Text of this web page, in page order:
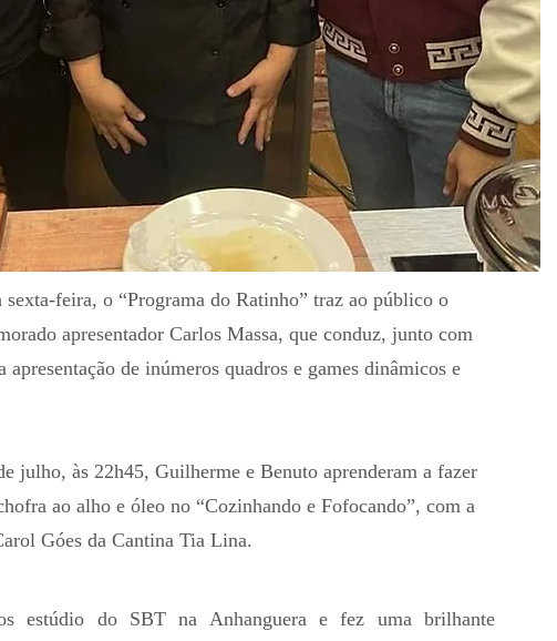
sexta-feira, o “Programa do Ratinho” traz ao público o
apresentador Carlos Massa, que conduz, junto com
apresentação de inúmeros quadros e games dinâmicos e
julho, às 22h45, Guilherme e Benuto aprenderam a fazer
ao alho e óleo no “Cozinhando e Fofocando”, com a
Góes da Cantina Tia Lina.
estúdio do SBT na Anhanguera e fez uma brilhante